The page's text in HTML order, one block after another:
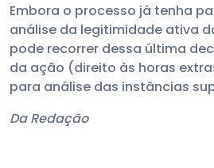
Embora o processo já tenha
análise da legitimidade ativa
pode recorrer dessa última
da ação (direito às horas
para análise das instâncias
Da Redação